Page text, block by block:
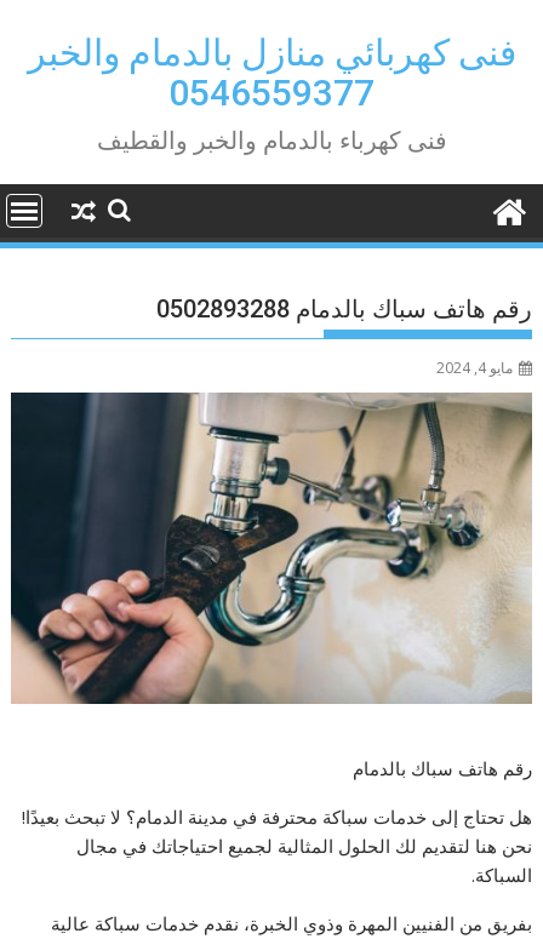
content
فنى كهربائي منازل بالدمام والخبر
0546559377
فنى كهرباء بالدمام والخبر والقطيف
رقم هاتف سباك بالدمام 0502893288
مايو 4, 2024
رقم هاتف سباك بالدمام
هل تحتاج إلى خدمات سباكة محترفة في مدينة الدمام؟ لا تبحث بعيدًا!
نحن هنا لتقديم لك الحلول المثالية لجميع احتياجاتك في مجال
السباكة.
بفريق من الفنيين المهرة وذوي الخبرة، نقدم خدمات سباكة عالية